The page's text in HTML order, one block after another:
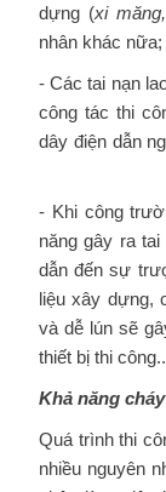
dựng (xi
nhân khác nữa;
- Các tai nạn
công tác thi
dây điện dẫn
- Khi công
năng gây ra
dẫn đến sự
liệu xây dựng,
và dễ lún sẽ
thiết bị thi
Khả năng
Quá trình thi
nhiều nguyên